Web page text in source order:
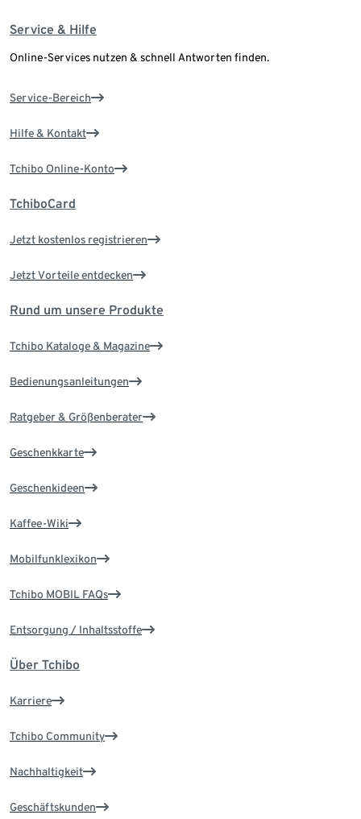
Service & Hilfe
Online-Services nutzen & schnell Antworten finden.
Service-Bereich
Hilfe & Kontakt
Tchibo Online-Konto
TchiboCard
Jetzt kostenlos registrieren
Jetzt Vorteile entdecken
Rund um unsere Produkte
Tchibo Kataloge & Magazine
Bedienungsanleitungen
Ratgeber & Größenberater
Geschenkkarte
Geschenkideen
Kaffee-Wiki
Mobilfunklexikon
Tchibo MOBIL FAQs
Entsorgung / Inhaltsstoffe
Über Tchibo
Karriere
Tchibo Community
Nachhaltigkeit
Geschäftskunden